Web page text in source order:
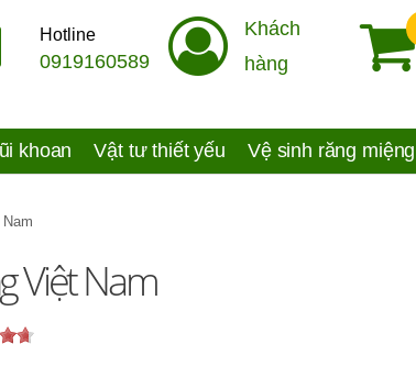
Hotline
0919160589
Khách
hàng
khoan Vật tư thiết yếu Vệ sinh răng miệng
Việt Nam